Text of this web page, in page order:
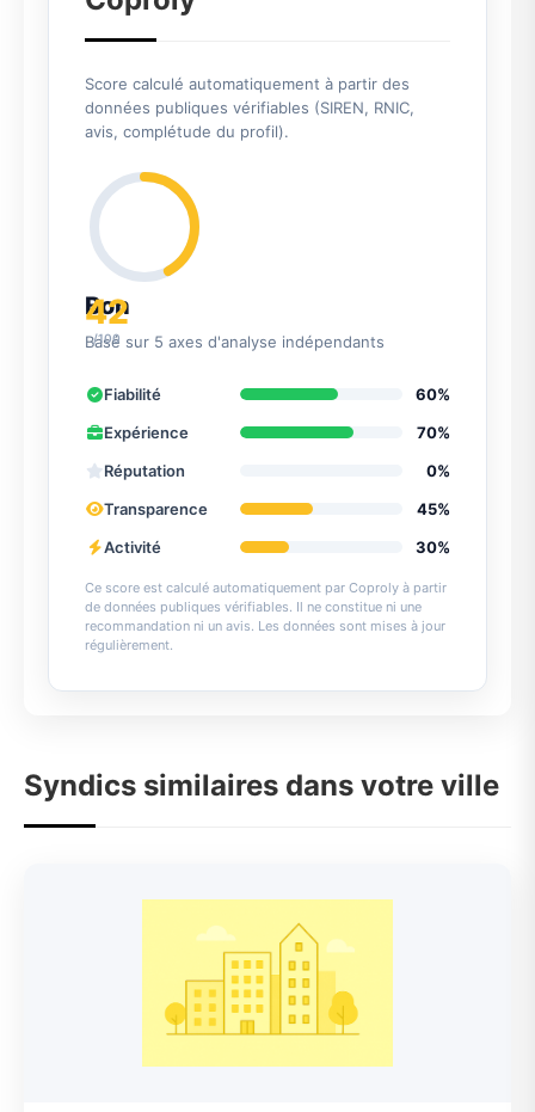
Score calculé automatiquement à partir des
données publiques vérifiables (SIREN, RNIC,
avis, complétude du profil).
42
/100
Bon
Basé sur 5 axes d'analyse indépendants
Fiabilité
60%
Expérience
70%
Réputation
0%
Transparence
45%
Activité
30%
Ce score est calculé automatiquement par Coproly à partir
de données publiques vérifiables. Il ne constitue ni une
recommandation ni un avis. Les données sont mises à jour
régulièrement.
Syndics similaires dans votre ville